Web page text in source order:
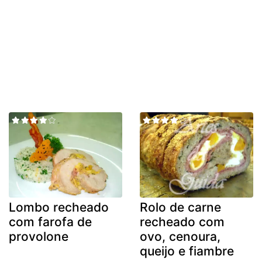
Lombo recheado
com farofa de
provolone
Rolo de carne
recheado com
ovo, cenoura,
queijo e fiambre